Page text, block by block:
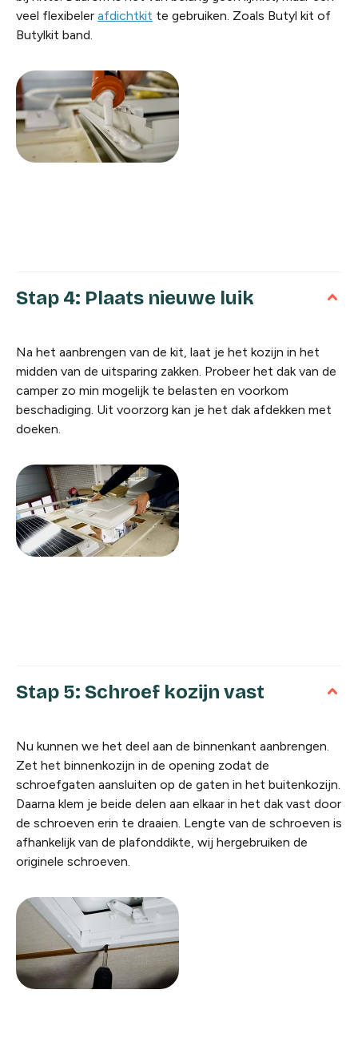
veel flexibeler afdichtkit te gebruiken. Zoals Butyl kit of
Butylkit band.
Stap 4: Plaats nieuwe luik
Na het aanbrengen van de kit, laat je het kozijn in het
midden van de uitsparing zakken. Probeer het dak van de
camper zo min mogelijk te belasten en voorkom
beschadiging. Uit voorzorg kan je het dak afdekken met
doeken.
Stap 5: Schroef kozijn vast
Nu kunnen we het deel aan de binnenkant aanbrengen.
Zet het binnenkozijn in de opening zodat de
schroefgaten aansluiten op de gaten in het buitenkozijn.
Daarna klem je beide delen aan elkaar in het dak vast door
de schroeven erin te draaien. Lengte van de schroeven is
afhankelijk van de plafonddikte, wij hergebruiken de
originele schroeven.